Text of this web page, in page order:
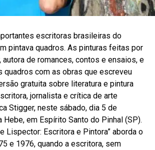
escritoras brasileiras do
pintava quadros. As pinturas feitas por
de romances, contos e ensaios, e
quadros com as obras que escreveu
gratuita sobre literatura e pintura
jornalista e crítica de arte
Stigger, neste sábado, dia 5 de
Hebe, em Espírito Santo do Pinhal (SP).
Lispector: Escritora e Pintora” aborda o
e 1976, quando a escritora, sem